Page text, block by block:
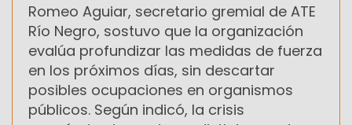
Romeo Aguiar, secretario gremial de ATE
Río Negro, sostuvo que la organización
evalúa profundizar las medidas de fuerza
en los próximos días, sin descartar
posibles ocupaciones en organismos
públicos. Según indicó, la crisis